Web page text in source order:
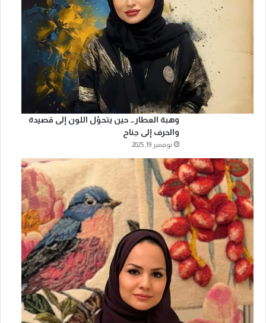
وهبة العطار… حين يتحوّل اللون إلى قصيدة
والحرف إلى جناح
نوفمبر 19, 2025